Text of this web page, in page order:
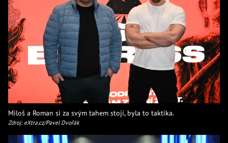
Miloš a Roman si za svým tahem stojí, byla to taktika.
Zdroj: eXtra.cz/Pavel Dvořák